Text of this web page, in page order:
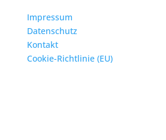
Impressum
Datenschutz
Kontakt
Cookie-Richtlinie (EU)